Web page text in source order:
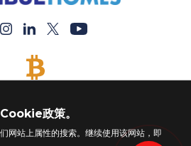
政策。
网站上属性的搜索。继续使用该网站，即